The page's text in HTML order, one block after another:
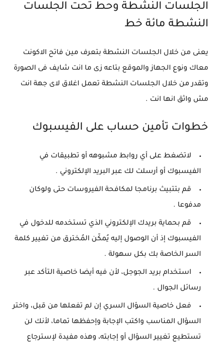
الجلسات النشطة وحط تحت الجلسات
النشطة مائة خط
يعنى من خلال الجلسات النشطة بتعرف مين فاتح الاكونت
معاك ونوع الجهاز والموقع بتاعه زى ما انت شايف فى الصورة
وتقدر من خلال الجلسات النشطة تعمل اغلاق لاى جهة انت
مش واثق انها انت .
خطوات تأمين حساب على الفيسبوك
لاتضغط على أي روابط مشبوهه أو تطبيقات في
الفيسبوك أو أرسلت لك عبر البريد الإلكتروني .
قم بتتبيث برنامجا لمكافحة الفيروسات حتى ولوكان
مدفوعا .
قم بحماية بريدك الإلكتروني الذي تستخدمه للدخول في
الفيسبوك إذ أن الوصول إليه يُمكّن المُخترق من تغيير كلمة
السر الخاصة بك بكل سهولة .
استخدام بريد الجوجل، لأن فيه أيضا خاصية التأكد عبر
رسائل الجوال .
فعل خاصية السؤال السري إن لم تفعلها من قبل، واختر
السؤال المناسب واكتب الإجابة وإحفظها تماما، لأنك لن
تستطيع تغيير السؤال أو إجابته، وهذه مفيدة لإسترجاع